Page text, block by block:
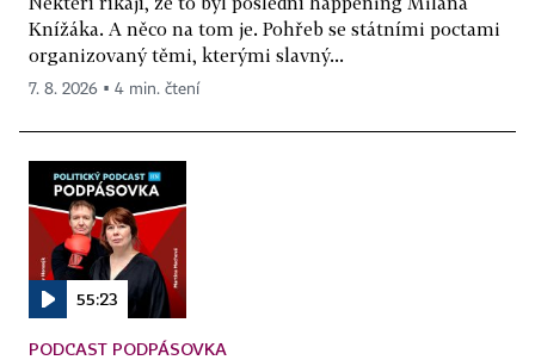
Knížáka. A něco na tom je. Pohřeb se státními poctami
organizovaný těmi, kterými slavný...
7. 8. 2026 ▪ 4 min. čtení
55:23
PODCAST PODPÁSOVKA